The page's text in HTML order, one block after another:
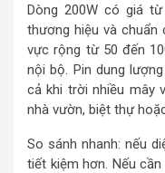
Dòng 200W có giá
thương hiệu và chuẩn
vực rộng từ 50 đến
nội bộ. Pin dung
cả khi trời nhiều mây
nhà vườn, biệt thự
So sánh nhanh: nếu
tiết kiệm hơn. Nếu